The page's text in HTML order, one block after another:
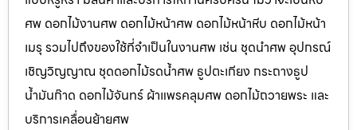
ศพ ดอกไม้งานศพ ดอกไม้หน้าศพ ดอกไม้หน้าหีบ ดอกไม้หน้า
เมรุ รวมไปถึงของใช้ที่จำเป็นในงานศพ เช่น ชุดนำศพ อุปกรณ์
เชิญวิญญาณ ชุดดอกไม้รดน้ำศพ ธูปตะเกียง กระถางธูป
น้ำมันก๊าด ดอกไม้จันทร์ ผ้าแพรคลุมศพ ดอกไม้ถวายพระ และ
บริการเคลื่อนย้ายศพ